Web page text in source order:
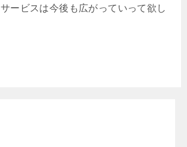
ービスは今後も広がっていって欲し